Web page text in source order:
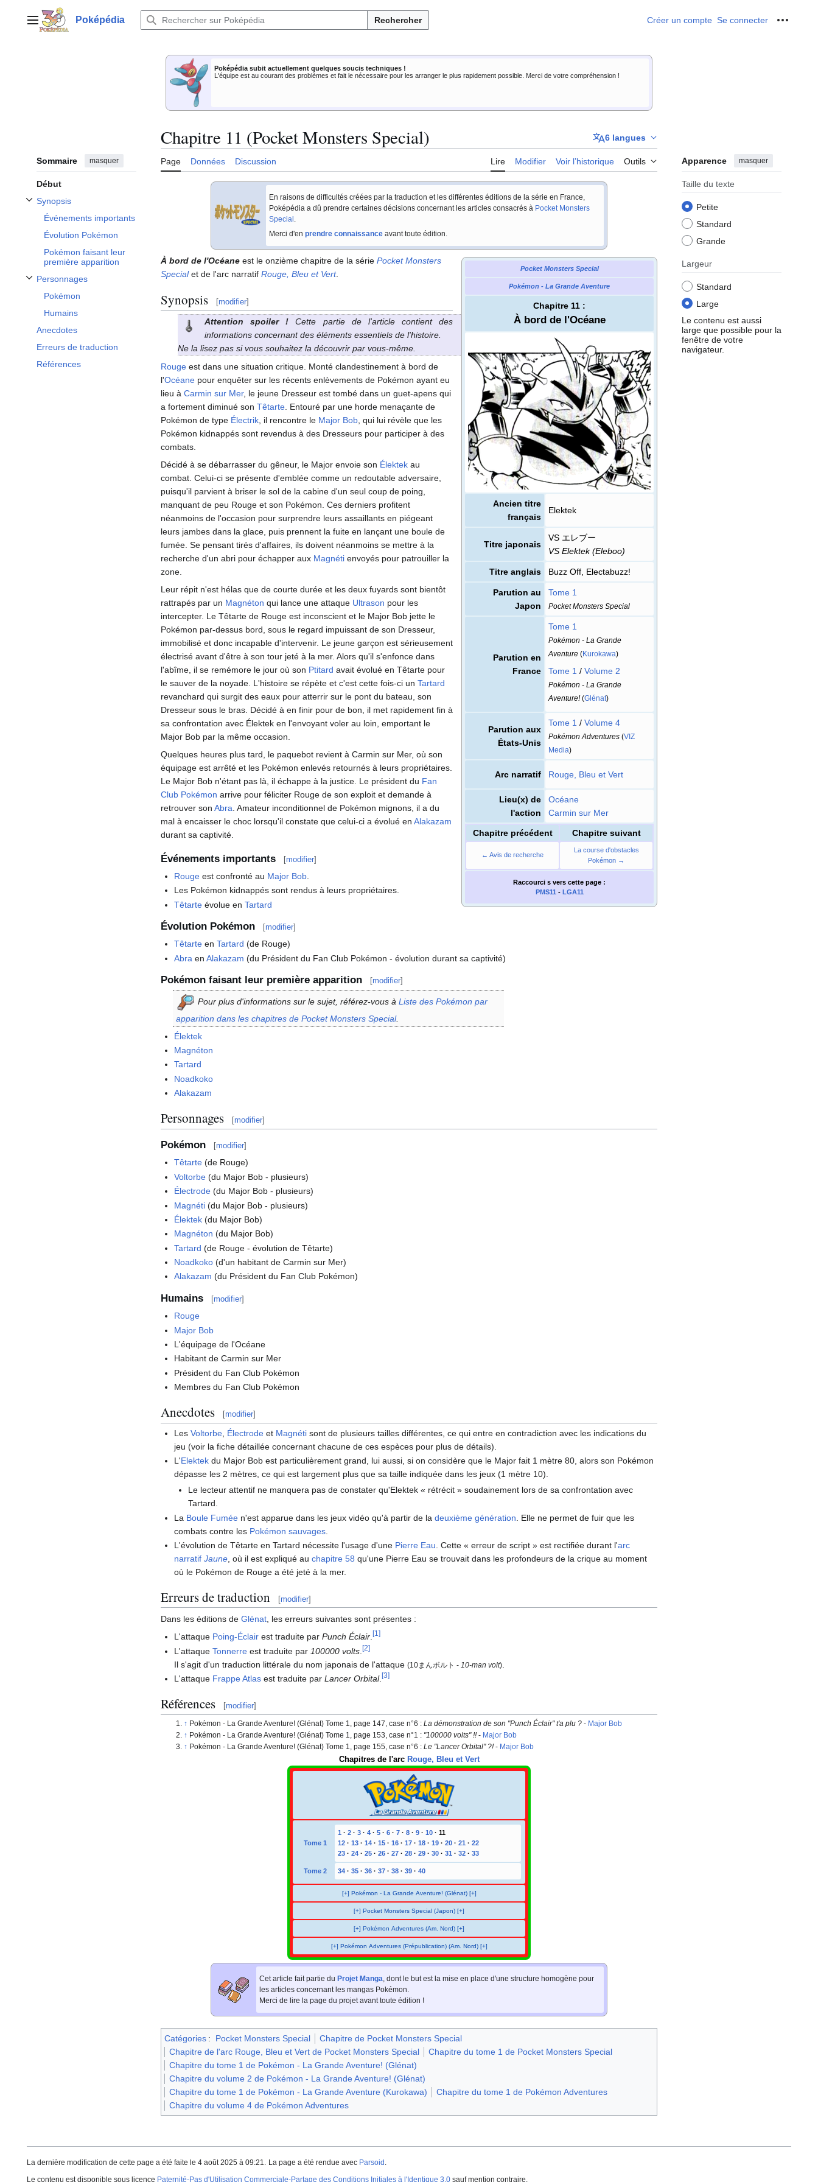
contenuMenu principalPoképédia Rechercher Créer un compte Se connecter Outils
Poképédia subit actuellement quelques soucis techniques !
L'équipe est au courant des problèmes et fait le nécessaire pour les arranger le plus rapidement possible. Merci de votre compréhension !
Sommaire masquer
Début
Synopsis
Afficher / masquer la sous-section Synopsis
Événements importants
Évolution Pokémon
Pokémon faisant leur
première apparition
Personnages
Afficher / masquer la sous-section Personnages
Pokémon
Humains
Anecdotes
Erreurs de traduction
Références
Chapitre 11 (Pocket Monsters Special) 6 langues
Page Données Discussion Lire Modifier Voir l’historique Outils Apparence masquer
Taille du texte
Petite
Standard
Grande
Largeur
Standard
Large
Le contenu est aussi
large que possible pour la
fenêtre de votre
navigateur.
En raisons de difficultés créées par la traduction et les différentes éditions de la série en France,
Poképédia a dû prendre certaines décisions concernant les articles consacrés à Pocket Monsters
Special .
Merci d'en prendre connaissanceavant toute édition.
Pocket Monsters Special
Pokémon - La Grande Aventure
Chapitre 11 :
À bord de l'Océane
Ancien titre
français
Elektek
Titre japonais
VS エレブー
VS Elektek (Eleboo)
Titre anglais Buzz Off, Electabuzz!
Parution au
Japon
Tome 1
Pocket Monsters Special
Parution en
France
Tome 1
Pokémon - La Grande
Aventure (Kurokawa)
Tome 1 / Volume 2
Pokémon - La Grande
Aventure!(Glénat)
Parution aux
États-Unis
Tome 1 / Volume 4
Pokémon Adventures (VIZ
Media)
Arc narratif Rouge, Bleu et Vert
Lieu(x) de
l'action
Océane
Carmin sur Mer
Chapitre précédent Chapitre suivant
← Avis de recherche
La course d'obstacles
Pokémon →
Raccourci s vers cette page :
PMS11 - LGA11
À bord de l'Océane est le onzième chapitre de la série Pocket Monsters
Specialet de l'arc narratif Rouge, Bleu et Vert.
Synopsis [modifier]
Attention spoiler ! Cette partie de l'article contient des
informations concernant des éléments essentiels de l'histoire.
Ne la lisez pas si vous souhaitez la découvrir par vous-même.
Rouge est dans une situation critique. Monté clandestinement à bord de
l'Océane pour enquêter sur les récents enlèvements de Pokémon ayant eu
lieu à Carmin sur Mer, le jeune Dresseur est tombé dans un guet-apens qui
a fortement diminué son Têtarte . Entouré par une horde menaçante de
Pokémon de type Électrik , il rencontre le Major Bob , qui lui révèle que les
Pokémon kidnappés sont revendus à des Dresseurs pour participer à des
combats.
Décidé à se débarrasser du gêneur, le Major envoie son Élektek au
combat. Celui-ci se présente d'emblée comme un redoutable adversaire,
puisqu'il parvient à briser le sol de la cabine d'un seul coup de poing,
manquant de peu Rouge et son Pokémon. Ces derniers profitent
néanmoins de l'occasion pour surprendre leurs assaillants en piégeant
leurs jambes dans la glace, puis prennent la fuite en lançant une boule de
fumée. Se pensant tirés d'affaires, ils doivent néanmoins se mettre à la
recherche d'un abri pour échapper aux Magnéti envoyés pour patrouiller la
zone.
Leur répit n'est hélas que de courte durée et les deux fuyards sont bientôt
rattrapés par un Magnéton qui lance une attaque Ultrason pour les
intercepter. Le Têtarte de Rouge est inconscient et le Major Bob jette le
Pokémon par-dessus bord, sous le regard impuissant de son Dresseur,
immobilisé et donc incapable d'intervenir. Le jeune garçon est sérieusement
électrisé avant d'être à son tour jeté à la mer. Alors qu'il s'enfonce dans
l'abîme, il se remémore le jour où son Ptitard avait évolué en Têtarte pour
le sauver de la noyade. L'histoire se répète et c'est cette fois-ci un Tartard
revanchard qui surgit des eaux pour atterrir sur le pont du bateau, son
Dresseur sous le bras. Décidé à en finir pour de bon, il met rapidement fin à
sa confrontation avec Élektek en l'envoyant voler au loin, emportant le
Major Bob par la même occasion.
Quelques heures plus tard, le paquebot revient à Carmin sur Mer, où son
équipage est arrêté et les Pokémon enlevés retournés à leurs propriétaires.
Le Major Bob n'étant pas là, il échappe à la justice. Le président du Fan
Club Pokémon arrive pour féliciter Rouge de son exploit et demande à
retrouver son Abra . Amateur inconditionnel de Pokémon mignons, il a du
mal à encaisser le choc lorsqu'il constate que celui-ci a évolué en Alakazam
durant sa captivité.
Événements importants [modifier]
Rouge est confronté au Major Bob
Les Pokémon kidnappés sont rendus à leurs propriétaires.
Têtarte évolue enTartard
Évolution Pokémon [modifier]
Têtarte enTartard (de Rouge)
Abra enAlakazam (du Président du Fan Club Pokémon - évolution durant sa captivité)
Pokémon faisant leur première apparition [modifier]
Pour plus d'informations sur le sujet, référez-vous à Liste des Pokémon par
apparition dans les chapitres de Pocket Monsters Special.
Élektek
Magnéton
Tartard
Noadkoko
Alakazam
Personnages [modifier]
Pokémon [modifier]
Têtarte (de Rouge)
Voltorbe (du Major Bob - plusieurs)
Électrode (du Major Bob - plusieurs)
Magnéti (du Major Bob - plusieurs)
Élektek (du Major Bob)
Magnéton (du Major Bob)
Tartard (de Rouge - évolution de Têtarte)
Noadkoko (d'un habitant de Carmin sur Mer)
Alakazam (du Président du Fan Club Pokémon)
Humains [modifier]
Rouge
Major Bob
L'équipage de l'Océane
Habitant de Carmin sur Mer
Président du Fan Club Pokémon
Membres du Fan Club Pokémon
Anecdotes [modifier]
LesVoltorbe Électrode et Magnéti sont de plusieurs tailles différentes, ce qui entre en contradiction avec les indications du
jeu (voir la fiche détaillée concernant chacune de ces espèces pour plus de détails).
L'Elektek du Major Bob est particulièrement grand, lui aussi, si on considère que le Major fait 1 mètre 80, alors son Pokémon
dépasse les 2 mètres, ce qui est largement plus que sa taille indiquée dans les jeux (1 mètre 10).
Le lecteur attentif ne manquera pas de constater qu'Elektek « rétrécit » soudainement lors de sa confrontation avec
Tartard.
La Boule Fumée n'est apparue dans les jeux vidéo qu'à partir de ladeuxième génération . Elle ne permet de fuir que les
combats contre les Pokémon sauvages
L'évolution de Têtarte en Tartard nécessite l'usage d'une Pierre Eau . Cette « erreur de script » est rectifiée durant l'arc
narratifJaune , où il est expliqué auchapitre 58 qu'une Pierre Eau se trouvait dans les profondeurs de la crique au moment
où le Pokémon de Rouge a été jeté à la mer.
Erreurs de traduction [modifier]
Dans les éditions de Glénat, les erreurs suivantes sont présentes :
L'attaque Poing-Éclair est traduite parPunch Éclair.[1]
L'attaqueTonnerre est traduite par 100000 volts .[2]
Il s'agit d'un traduction littérale du nom japonais de l'attaque(10まんボルト - 10-man volt)
L'attaque Frappe Atlas est traduite parLancer Orbital.[3]
Références [modifier]
Pokémon - La Grande Aventure! (Glénat) Tome 1, page 147, case n°6 :La démonstration de son "Punch Éclair" t'a plu ? - Major Bob
Pokémon - La Grande Aventure! (Glénat) Tome 1, page 153, case n°1 : "100000 volts" !!- Major Bob
Pokémon - La Grande Aventure! (Glénat) Tome 1, page 155, case n°6 :Le "Lancer Orbital" ?!- Major Bob
Chapitres de l'arc Rouge, Bleu et Vert
Tome 1
1 · 2 · 3 · 4 · 5 · 6 · 7 · 8 · 9 · 10 · 11
12 · 13 · 14 · 15 · 16 · 17 · 18 · 19 · 20 · 21 · 22
23 · 24 · 25 · 26 · 27 · 28 · 29 · 30 · 31 · 32 · 33
Tome 2 34 · 35 · 36 · 37 · 38 · 39 · 40
[+] Pokémon - La Grande Aventure! (Glénat) [+]
[+] Pocket Monsters Special (Japon) [+]
[+] Pokémon Adventures (Am. Nord) [+]
[+] Pokémon Adventures (Prépublication) (Am. Nord) [+]
Cet article fait partie du Projet Manga, dont le but est la mise en place d'une structure homogène pour
les articles concernant les mangas Pokémon.
Merci de lire la page du projet avant toute édition !
Catégories : Pocket Monsters Special
Chapitre de Pocket Monsters Special
Chapitre de l'arc Rouge, Bleu et Vert de Pocket Monsters Special
Chapitre du tome 1 de Pocket Monsters Special
Chapitre du tome 1 de Pokémon - La Grande Aventure! (Glénat)
Chapitre du volume 2 de Pokémon - La Grande Aventure! (Glénat)
Chapitre du tome 1 de Pokémon - La Grande Aventure (Kurokawa)
Chapitre du tome 1 de Pokémon Adventures
Chapitre du volume 4 de Pokémon Adventures
La dernière modification de cette page a été faite le 4 août 2025 à 09:21. La page a été rendue avec Parsoid .
Le contenu est disponible sous licence Paternité-Pas d'Utilisation Commerciale-Partage des Conditions Initiales à l'Identique 3.0 sauf mention contraire.